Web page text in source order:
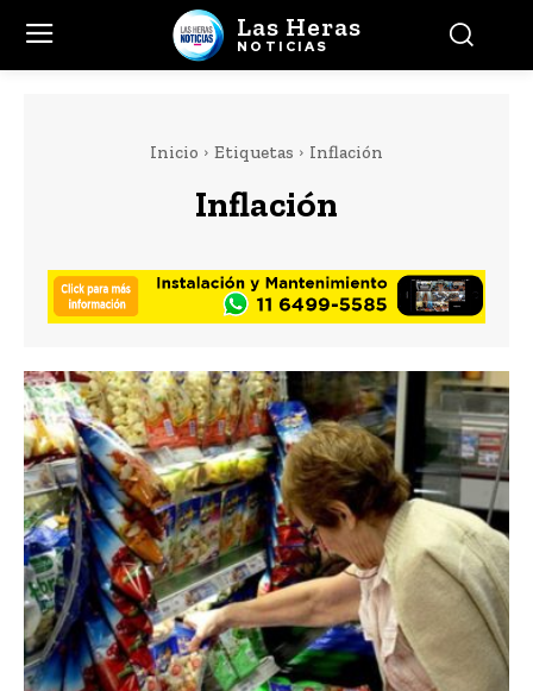
Las Heras
NOTICIAS
Inicio Etiquetas Inflación
Inflación